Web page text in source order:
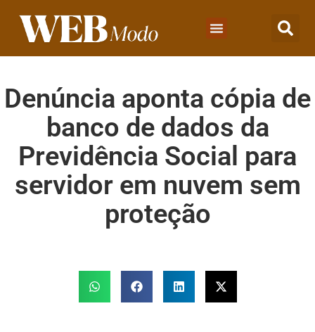
Denúncia aponta cópia de
banco de dados da
Previdência Social para
servidor em nuvem sem
proteção